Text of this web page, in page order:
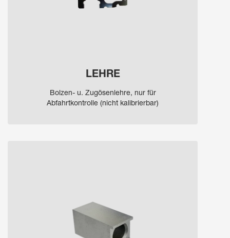
LEHRE
Bolzen- u. Zugösenlehre, nur für
Abfahrtkontrolle (nicht kalibrierbar)